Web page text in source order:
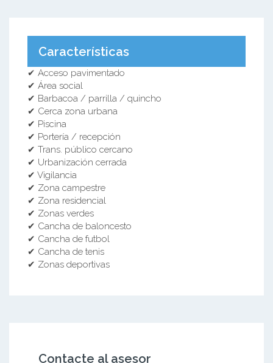
Características
✔ Acceso pavimentado
✔ Área social
✔ Barbacoa / parrilla / quincho
✔ Cerca zona urbana
✔ Piscina
✔ Portería / recepción
✔ Trans. público cercano
✔ Urbanización cerrada
✔ Vigilancia
✔ Zona campestre
✔ Zona residencial
✔ Zonas verdes
✔ Cancha de baloncesto
✔ Cancha de futbol
✔ Cancha de tenis
✔ Zonas deportivas
Contacte al asesor